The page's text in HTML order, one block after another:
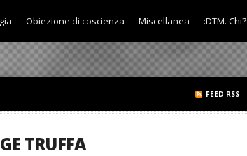
Obiezione di coscienza Miscellanea :DTM. Chi?
FEED RSS
TRUFFA